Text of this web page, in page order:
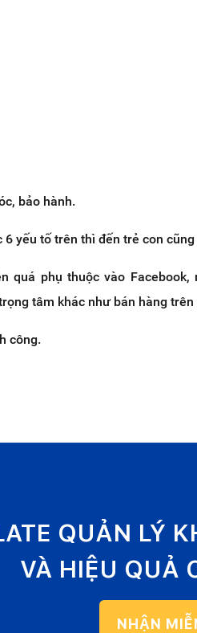
bảo hành.
6 yếu tố trên thì đến trẻ con
quá phụ thuộc vào Facebook,
tâm khác như bán hàng trên
công.
QUẢN LÝ
VÀ HIỆU QUẢ
NHẬN